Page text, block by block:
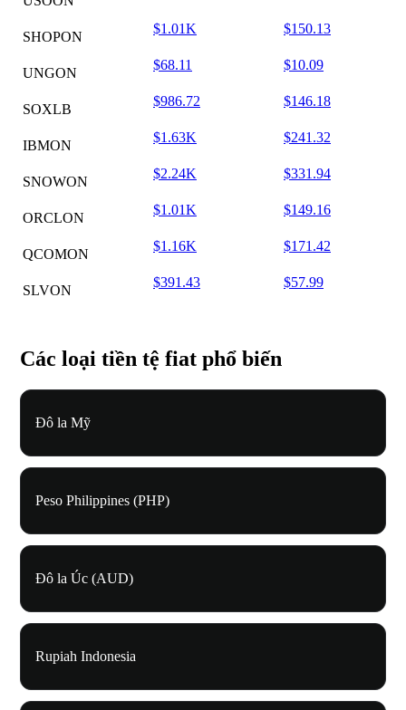
SHOPON
$1.01K $150.13
UNGON
$68.11 $10.09
SOXLB
$986.72 $146.18
IBMON
$1.63K $241.32
SNOWON
$2.24K $331.94
ORCLON
$1.01K $149.16
QCOMON
$1.16K $171.42
SLVON
$391.43 $57.99
Các loại tiền tệ fiat phổ biến
Đô la Mỹ
Peso Philippines (PHP)
Đô la Úc (AUD)
Rupiah Indonesia